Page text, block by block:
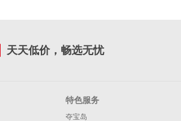
天天低价，畅选无忧
特色服务
夺宝岛